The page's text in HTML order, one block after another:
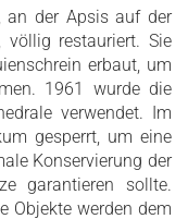
an der Apsis auf der
völlig restauriert. Sie
erbaut, um
1961 wurde die
verwendet. Im
gesperrt, um eine
Konservierung der
garantieren sollte.
Objekte werden dem